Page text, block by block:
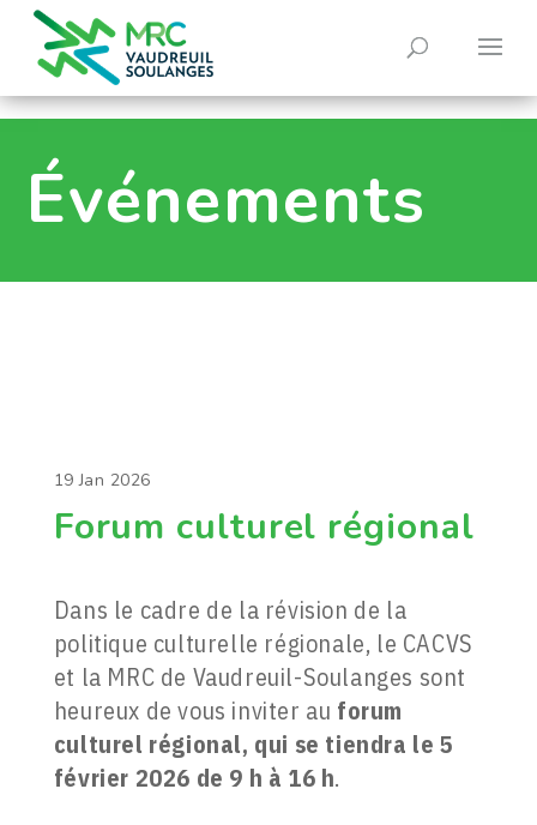
Événements
Forum culturel régional
19 Jan 2026
Dans le cadre de la révision de la
politique culturelle régionale, le CACVS
et la MRC de Vaudreuil-Soulanges sont
heureux de vous inviter au forum
culturel régional, qui se tiendra le 5
février 2026 de 9 h à 16 h.